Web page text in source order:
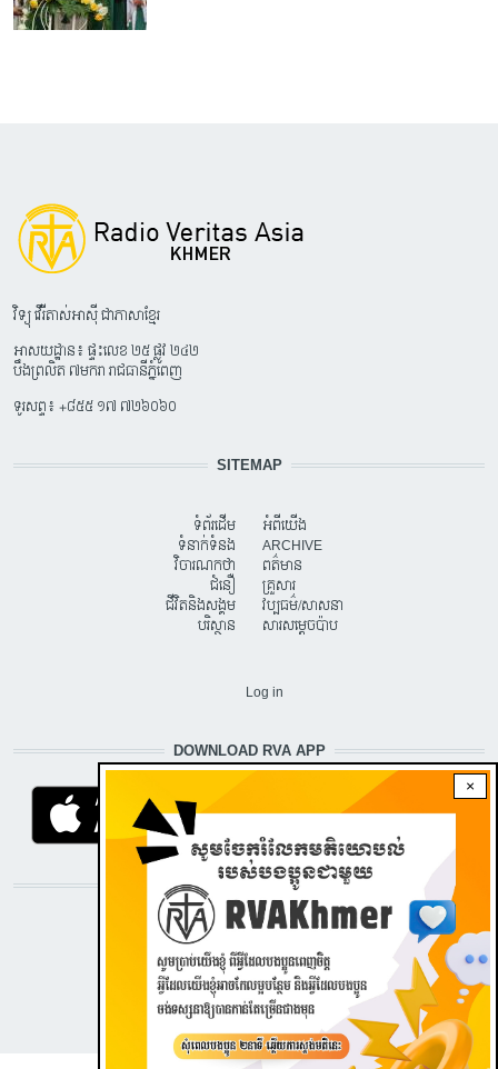
×
វិទ្យុ វើរីតាស់អាស៊ី ជាភាសាខ្មែរ
អាសយដ្ឋាន៖ ផ្ទះលេខ ២៥ ផ្លូវ ២៤២
បឹងព្រលិត ៧មករា រាជធានីភ្នំពេញ
ទូរសព្ទ៖ +៨៥៥ ១៧ ៧២៦០៦០
SITEMAP
ទំព័រដើម
ទំនាក់ទំនង
វិចារណកថា
ជំនឿ
ជីវិតនិងសង្គម
បរិស្ថាន
អំពីយើង
ARCHIVE
ពត៌មាន
គ្រួសារ
វប្បធម៌/សាសនា
សារសម្តេចប៉ាប
Log in
DOWNLOAD RVA APP
STAY CONNECTED WITH US!